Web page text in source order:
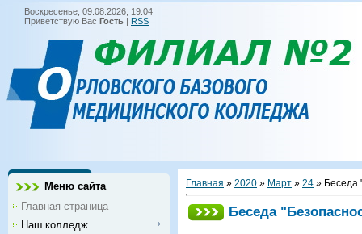
Воскресенье, 09.08.2026, 19:04
Приветствую Вас Гость | RSS
Меню сайта
Главная страница
Наш колледж
Главная » 2020 » Март » 24 » Беседа
Беседа